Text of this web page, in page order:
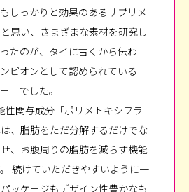
しっかりと効果のあるサプリメ
思い、さまざまな素材を研究し
たのが、タイに古くから伝わ
ピオンとして認められている
」でした。
性関与成分「ポリメトキシフラ
、脂肪をただ分解するだけでな
、お腹周りの脂肪を減らす機能
続けていただきやすいように一
ッケージもデザイン性豊かなも